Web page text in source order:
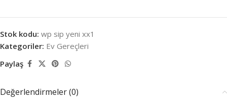
Stok kodu: wp sip yeni xx1
Kategoriler: Ev Gereçleri
Paylaş
Değerlendirmeler (0)